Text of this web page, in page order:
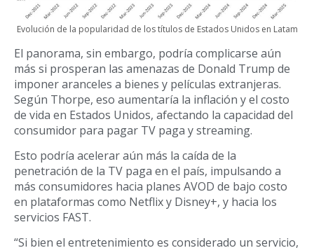
Evolución de la popularidad de los títulos de Estados Unidos en Latam
El panorama, sin embargo, podría complicarse aún
más si prosperan las amenazas de Donald Trump de
imponer aranceles a bienes y películas extranjeras.
Según Thorpe, eso aumentaría la inflación y el costo
de vida en Estados Unidos, afectando la capacidad del
consumidor para pagar TV paga y streaming.
Esto podría acelerar aún más la caída de la
penetración de la TV paga en el país, impulsando a
más consumidores hacia planes AVOD de bajo costo
en plataformas como Netflix y Disney+, y hacia los
servicios FAST.
“Si bien el entretenimiento es considerado un servicio,